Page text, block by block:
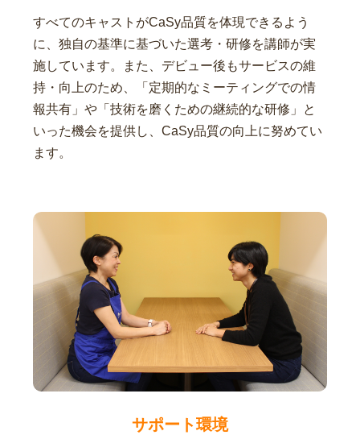
すべてのキャストがCaSy品質を体現できるよう
に、独自の基準に基づいた選考・研修を講師が実
施しています。また、デビュー後もサービスの維
持・向上のため、「定期的なミーティングでの情
報共有」や「技術を磨くための継続的な研修」と
いった機会を提供し、CaSy品質の向上に努めてい
ます。
サポート環境